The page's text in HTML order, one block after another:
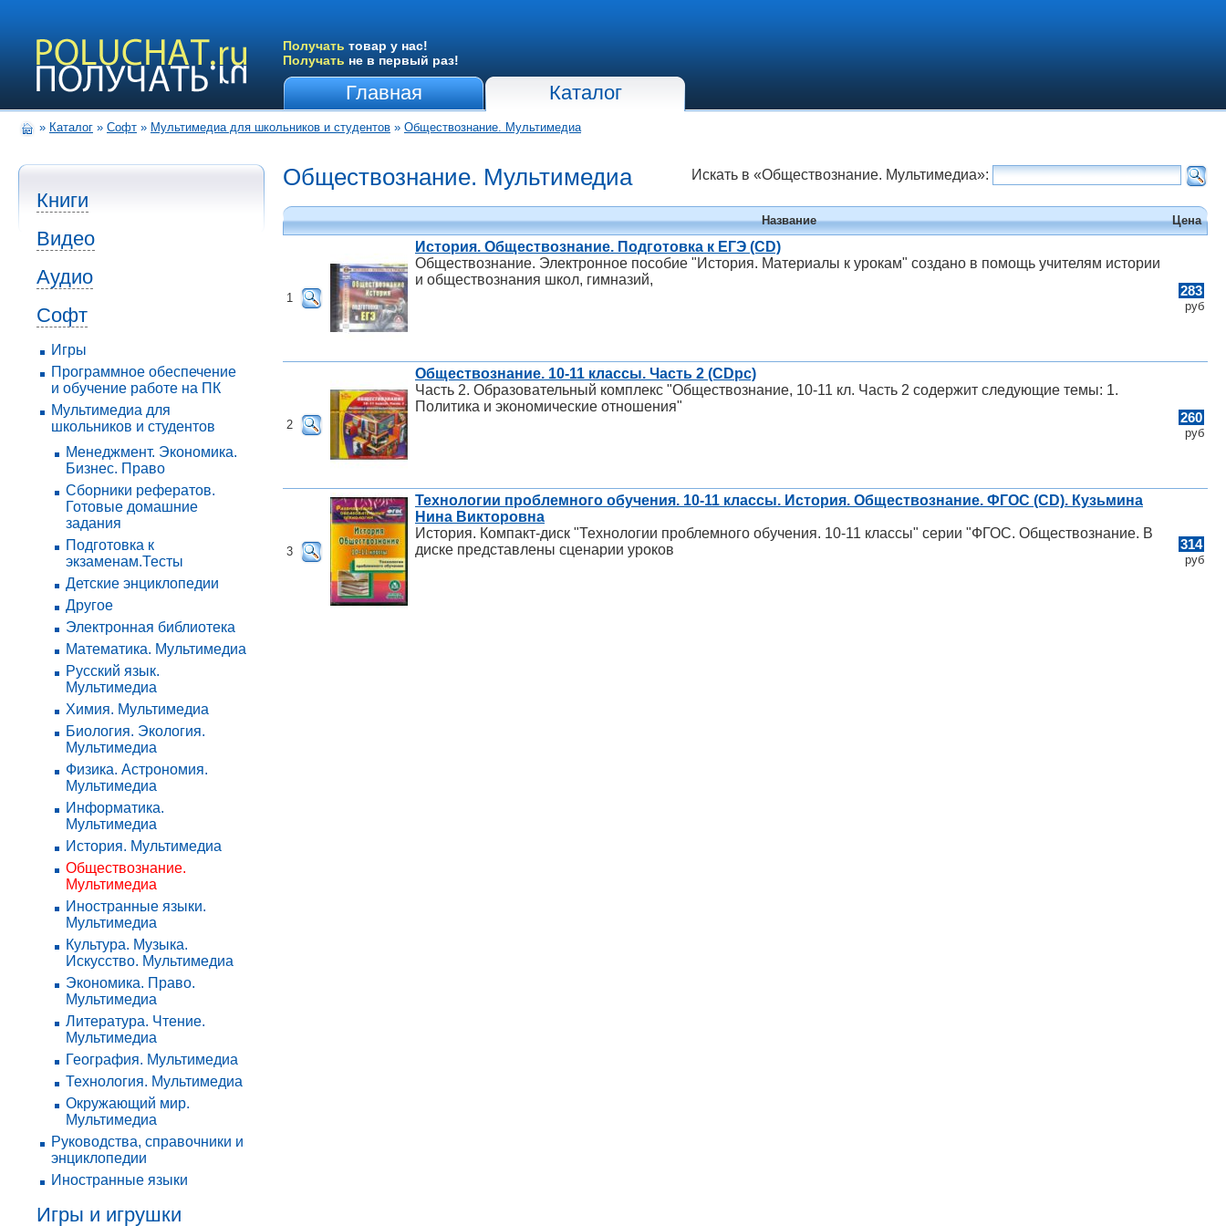
Получать товар у нас!
Получать не в первый раз!
Главная Каталог
» Каталог » Софт » Мультимедиа для школьников и студентов » Обществознание. Мультимедиа
Книги
Видео
Аудио
Софт
Игры
Программное обеспечение
и обучение работе на ПК
Мультимедиа для
школьников и студентов
Менеджмент. Экономика.
Бизнес. Право
Сборники рефератов.
Готовые домашние
задания
Подготовка к
экзаменам.Тесты
Детские энциклопедии
Другое
Электронная библиотека
Математика. Мультимедиа
Русский язык.
Мультимедиа
Химия. Мультимедиа
Биология. Экология.
Мультимедиа
Физика. Астрономия.
Мультимедиа
Информатика.
Мультимедиа
История. Мультимедиа
Обществознание.
Мультимедиа
Иностранные языки.
Мультимедиа
Культура. Музыка.
Искусство. Мультимедиа
Экономика. Право.
Мультимедиа
Литература. Чтение.
Мультимедиа
География. Мультимедиа
Технология. Мультимедиа
Окружающий мир.
Мультимедиа
Руководства, справочники и
энциклопедии
Иностранные языки
Игры и игрушки
Искать в «Обществознание. Мультимедиа»:
Обществознание. Мультимедиа
Название Цена
1
История. Обществознание. Подготовка к ЕГЭ (CD)
Обществознание. Электронное пособие "История. Материалы к урокам" создано в помощь учителям истории
и обществознания школ, гимназий,
283
руб
2
Обществознание. 10-11 классы. Часть 2 (CDpc)
Часть 2. Образовательный комплекс "Обществознание, 10-11 кл. Часть 2 содержит следующие темы: 1.
Политика и экономические отношения"
260
руб
3
Технологии проблемного обучения. 10-11 классы. История. Обществознание. ФГОС (CD). Кузьмина
Нина Викторовна
История. Компакт-диск "Технологии проблемного обучения. 10-11 классы" серии "ФГОС. Обществознание. В
диске представлены сценарии уроков
314
руб